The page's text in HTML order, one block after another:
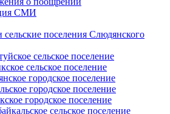
СМИ
сельские поселения Слюдянского
сельское поселение
сельское поселение
городское поселение
городское поселение
городское поселение
сельское поселение